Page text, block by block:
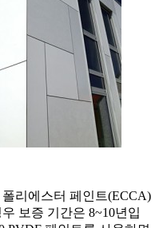
리에스터 페인트(ECCA)
보증 기간은 8~10년입